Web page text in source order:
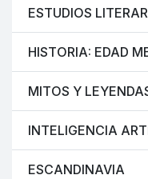
ESTUDIOS
HISTORIA: EDAD
MITOS Y
INTELIGENCIA
ESCANDINAVIA